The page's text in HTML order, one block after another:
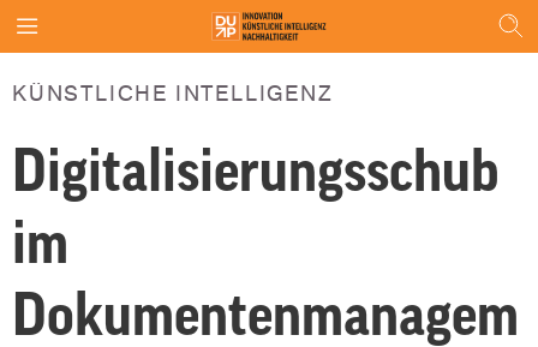
KÜNSTLICHE INTELLIGENZ
Digitalisierungsschub
im
Dokumentenmanagem